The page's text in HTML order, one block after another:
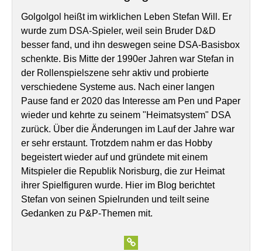
Golgolgol heißt im wirklichen Leben Stefan Will. Er
wurde zum DSA-Spieler, weil sein Bruder D&D
besser fand, und ihn deswegen seine DSA-Basisbox
schenkte. Bis Mitte der 1990er Jahren war Stefan in
der Rollenspielszene sehr aktiv und probierte
verschiedene Systeme aus. Nach einer langen
Pause fand er 2020 das Interesse am Pen und Paper
wieder und kehrte zu seinem "Heimatsystem" DSA
zurück. Über die Änderungen im Lauf der Jahre war
er sehr erstaunt. Trotzdem nahm er das Hobby
begeistert wieder auf und gründete mit einem
Mitspieler die Republik Norisburg, die zur Heimat
ihrer Spielfiguren wurde. Hier im Blog berichtet
Stefan von seinen Spielrunden und teilt seine
Gedanken zu P&P-Themen mit.